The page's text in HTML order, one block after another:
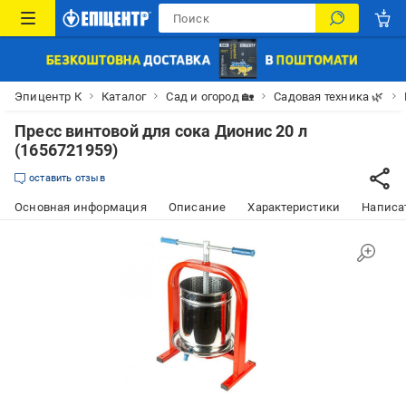
Эпицентр К Каталог Сад и огород 🏡 Садовая техника 🌿
Пресс винтовой для сока Дионис 20 л
(1656721959)
оставить отзыв
Основная информация Описание Характеристики